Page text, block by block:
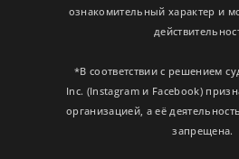
ознакомительный характер и
*В соответствии с решением
Inc. (Instagram и Facebook)
организацией, а её
запрещена.